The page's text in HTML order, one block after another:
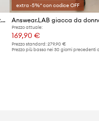
Answear.LAB giacca da motociclista da donna in pelle YARA dalla collezione Unscripted
extra -5%* con codice OFF
Prezzo attuale:
169,90 €
Prezzo standard:279,90 €
Prezzo più basso nei 30 giorni precedenti